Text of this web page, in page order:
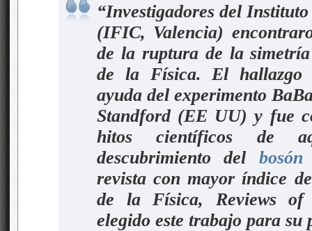
“Investigadores del
(IFIC, Valencia)
de la ruptura de la
de la Física. El hallazgo
ayuda del experimento
Standford (EE UU) y fue
hitos científicos de
descubrimiento del bosón
revista con mayor índice
de la Física, Reviews
elegido este trabajo para su